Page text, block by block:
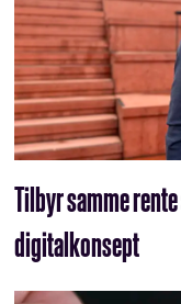
Tilbyr samme
digitalkonsept